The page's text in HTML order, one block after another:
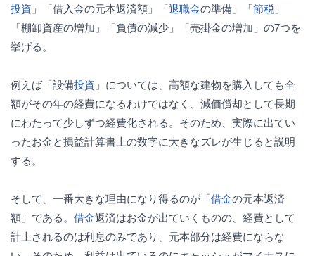
投資 」「借入金の元本返済額」「退職金の準備」「節税 」
「棚卸資産の増加」「負債の減少」「売掛金の増加」の7つを
挙げる。
例えば「設備投資 」については、高額な建物を購入しても全
額がその年の経費になるわけではなく、減価償却として長期
にわたって少しずつ経費化される。そのため、実際に出てい
ったお金と損益計算書上の数字に大きなズレが生じると説明
する。
そして、一番大きな理由になり得るのが「借金の元本返済
額」である。 借金返済はお金が出ていくものの、経費として
計上されるのは利息のみであり、元本部分は経費にならな